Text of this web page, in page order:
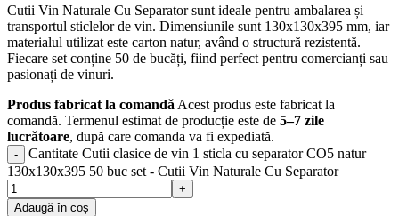
Cutii Vin Naturale Cu Separator sunt ideale pentru ambalarea și
transportul sticlelor de vin. Dimensiunile sunt 130x130x395 mm, iar
materialul utilizat este carton natur, având o structură rezistentă.
Fiecare set conține 50 de bucăți, fiind perfect pentru comercianți sau
pasionați de vinuri.
Produs fabricat la comandăAcest produs este fabricat la
comandă. Termenul estimat de producție este de 5–7 zile
lucrătoare, după care comanda va fi expediată.
Cantitate Cutii clasice de vin 1 sticla cu separator CO5 natur
130x130x395 50 buc set - Cutii Vin Naturale Cu Separator
Adaugă în coș